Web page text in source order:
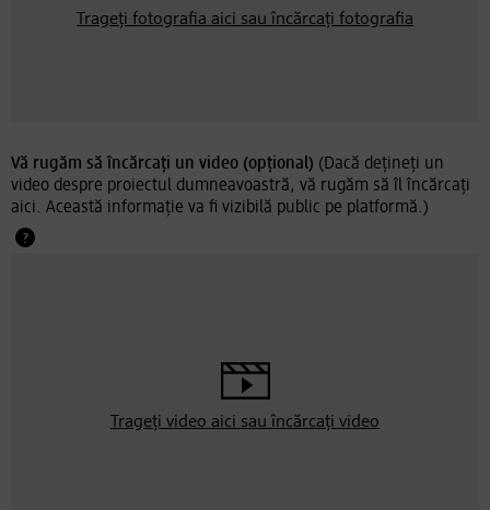
Trageți fotografia aici sauîncărcați fotografia
Vă rugăm să încărcați un video (opțional) (Dacă dețineți un
video despre proiectul dumneavoastră, vă rugăm să îl încărcați
aici. Această informație va fi vizibilă public pe platformă.)
Trageți video aici sauîncărcați video